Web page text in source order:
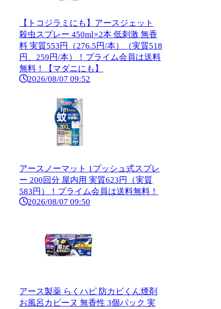
【トコジラミにも】アースジェット
殺虫スプレー 450ml×2本 低刺激 無香
料 実質553円（276.5円/本）（実質518
円、259円/本）！プライム会員は送料
無料！【マダニにも】
2026/08/07 09:52
アースノーマット 1プッシュ式スプレ
ー 200回分 屋内用 実質623円（実質
583円）！プライム会員は送料無料！
2026/08/07 09:50
アース製薬 らくハピ 防カビくん煙剤
お風呂カビーヌ 無香性 3個パック 実